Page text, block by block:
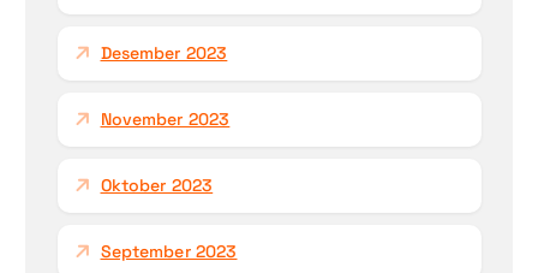
Desember 2023
November 2023
Oktober 2023
September 2023